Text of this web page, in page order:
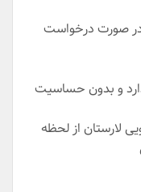
صورت درخواست
و بدون حساسیت
لارستان از لحظه